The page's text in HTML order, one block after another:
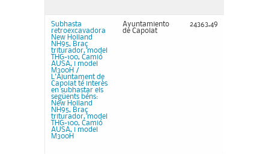
Subhasta
retroexcavadora
New Holland
NH95, Braç
triturador, model
THG-100, Camió
AUSA, i model
M300H /
L'Ajuntament de
Capolat té interès
en subhastar els
següents béns:
New Holland
NH95, Braç
triturador, model
THG-100, Camió
AUSA, i model
M300H
Ayuntamiento
de Capolat
24363,49